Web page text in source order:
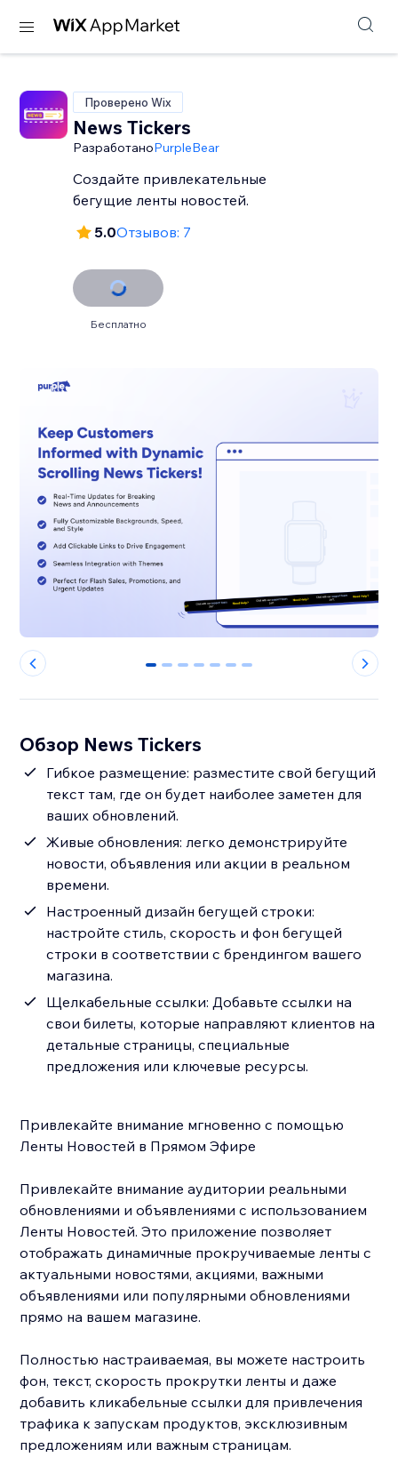
Проверено Wix
News Tickers
РазработаноPurpleBear
Создайте привлекательные
бегущие ленты новостей.
5.0Отзывов: 7
Бесплатно
0 1 2 3 4 5 6
Обзор News Tickers
Гибкое размещение: разместите свой бегущий
текст там, где он будет наиболее заметен для
ваших обновлений.
Живые обновления: легко демонстрируйте
новости, объявления или акции в реальном
времени.
Настроенный дизайн бегущей строки:
настройте стиль, скорость и фон бегущей
строки в соответствии с брендингом вашего
магазина.
Щелкабельные ссылки: Добавьте ссылки на
свои билеты, которые направляют клиентов на
детальные страницы, специальные
предложения или ключевые ресурсы.
Привлекайте внимание мгновенно с помощью
Ленты Новостей в Прямом Эфире
Привлекайте внимание аудитории реальными
обновлениями и объявлениями с использованием
Ленты Новостей. Это приложение позволяет
отображать динамичные прокручиваемые ленты с
актуальными новостями, акциями, важными
объявлениями или популярными обновлениями
прямо на вашем магазине.
Полностью настраиваемая, вы можете настроить
фон, текст, скорость прокрутки ленты и даже
добавить кликабельные ссылки для привлечения
трафика к запускам продуктов, эксклюзивным
предложениям или важным страницам.